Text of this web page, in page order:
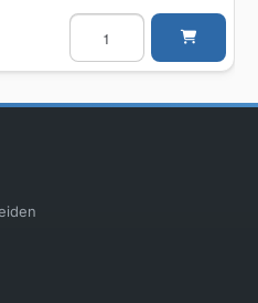
Pesupöytä
Northern
Europe
ROOSA